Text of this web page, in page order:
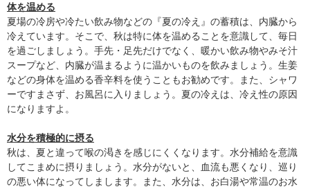
体を温める
夏場の冷房や冷たい飲み物などの『夏の冷え』の蓄積は、内臓から
冷えています。そこで、秋は特に体を温めることを意識して、毎日
を過ごしましょう。手先・足先だけでなく、暖かい飲み物やみそ汁
スープなど、内臓が温まるように温かいものを飲みましょう。生姜
などの身体を温める香辛料を使うこともお勧めです。また、シャワ
ーですまさず、お風呂に入りましょう。夏の冷えは、冷え性の原因
になりますよ。
水分を積極的に摂る
秋は、夏と違って喉の渇きを感じにくくなります。水分補給を意識
してこまめに摂りましょう。水分がないと、血流も悪くなり、巡り
の悪い体になってしまします。また、水分は、お白湯や常温のお水